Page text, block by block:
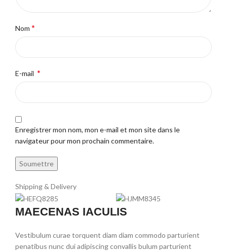
Nom *
E-mail *
Enregistrer mon nom, mon e-mail et mon site dans le
navigateur pour mon prochain commentaire.
Shipping & Delivery
MAECENAS IACULIS
Vestibulum curae torquent diam diam commodo parturient
penatibus nunc dui adipiscing convallis bulum parturient